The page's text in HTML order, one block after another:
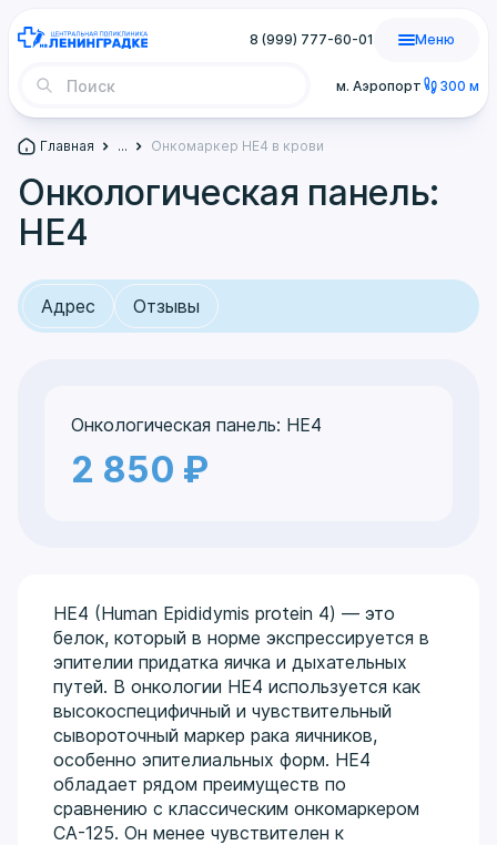
м. Аэропорт 300 м
8 (999) 777-60-01 Меню
Главная ... Онкомаркер НЕ4 в крови
Онкологическая панель:
НЕ4
Адрес Отзывы
Онкологическая панель: НЕ4
2 850 ₽
НЕ4 (Human Epididymis protein 4) — это
белок, который в норме экспрессируется в
эпителии придатка яичка и дыхательных
путей. В онкологии НЕ4 используется как
высокоспецифичный и чувствительный
сывороточный маркер рака яичников,
особенно эпителиальных форм. НЕ4
обладает рядом преимуществ по
сравнению с классическим онкомаркером
СА-125. Он менее чувствителен к